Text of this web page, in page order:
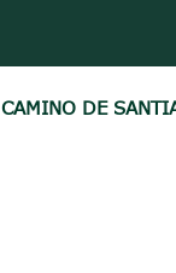
CAMINO DE